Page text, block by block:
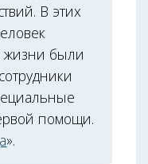
В этих
жизни были
помощи.
».